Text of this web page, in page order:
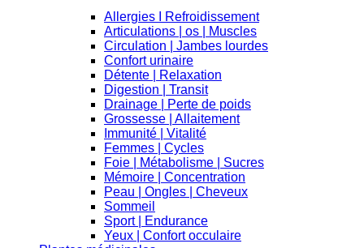
Allergies I Refroidissement
Articulations | os | Muscles
Circulation | Jambes lourdes
Confort urinaire
Détente | Relaxation
Digestion | Transit
Drainage | Perte de poids
Grossesse | Allaitement
Immunité | Vitalité
Femmes | Cycles
Foie | Métabolisme | Sucres
Mémoire | Concentration
Peau | Ongles | Cheveux
Sommeil
Sport | Endurance
Yeux | Confort occulaire